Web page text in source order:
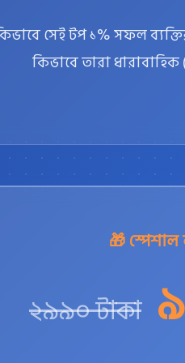
সেই টপ ১% সফল
কিভাবে তারা
🎁
২৯৯০ টাকা